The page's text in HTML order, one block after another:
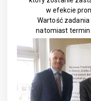
w efekcie
Wartość
natomiast termin